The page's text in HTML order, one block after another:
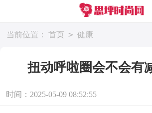
当前位置： 首页 > 健康
扭动呼啦圈会不会有
时间：2025-05-09 08:52:55